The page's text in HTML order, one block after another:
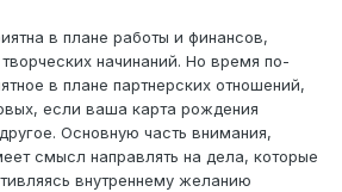
в плане работы и финансов,
начинаний. Но время по-
в плане партнерских отношений,
если ваша карта рождения
Основную часть внимания,
смысл направлять на дела, которые
внутреннему желанию